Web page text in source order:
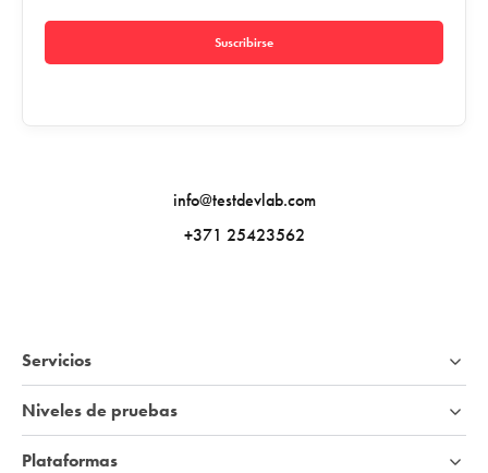
info@testdevlab.com
+371 25423562
Suscribirse
Servicios
Niveles de pruebas
Plataformas